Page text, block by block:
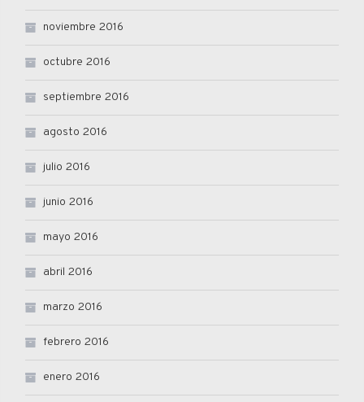
noviembre 2016
octubre 2016
septiembre 2016
agosto 2016
julio 2016
junio 2016
mayo 2016
abril 2016
marzo 2016
febrero 2016
enero 2016